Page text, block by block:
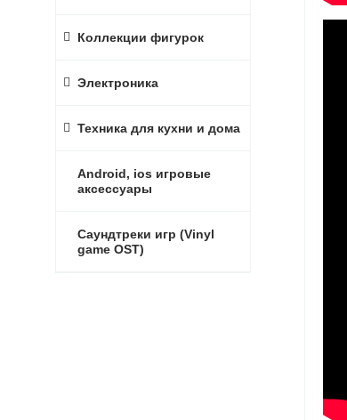
Коллекции фигурок
Электроника
Техника для кухни и дома
Android, ios игровые
аксессуары
Саундтреки игр (Vinyl
game OST)